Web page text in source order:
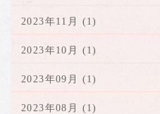
2023年11月 (1)
2023年10月 (1)
2023年09月 (1)
2023年08月 (1)